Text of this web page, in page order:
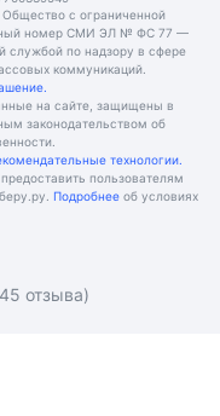
с ограниченной
номер СМИ ЭЛ № ФС 77 —
службой по надзору в сфере
коммуникаций.
на сайте, защищены в
законодательством об
технологии.
пользователям
Подробнее об условиях
отзыва)